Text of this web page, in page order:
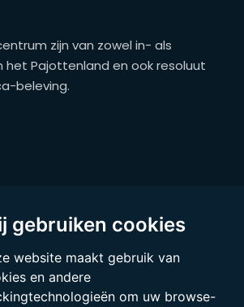
gebruiken cookies
website maakt gebruik van
en andere
om uw browse-
zijn van zowel in- als
Pajottenland en ook resoluut
beleving.
52,
92